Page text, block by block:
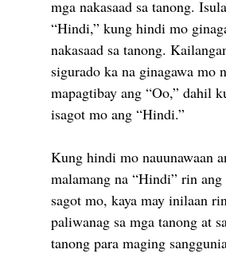
mga nakasaad sa tanong.
“Hindi,” kung hindi mo
nakasaad sa tanong.
sigurado ka na ginagawa mo
mapagtibay ang “Oo,” dahil
isagot mo ang “Hindi.”
Kung hindi mo nauunawaan
malamang na “Hindi” rin
sagot mo, kaya may inilaan
paliwanag sa mga tanong at
tanong para maging